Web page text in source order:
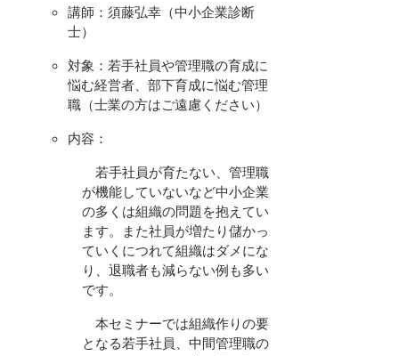
講師：須藤弘幸（中小企業診断
士）
対象：若手社員や管理職の育成に
悩む経営者、部下育成に悩む管理
職（士業の方はご遠慮ください）
内容：
若手社員が育たない、管理職
が機能していないなど中小企業
の多くは組織の問題を抱えてい
ます。また社員が増たり儲かっ
ていくにつれて組織はダメにな
り、退職者も減らない例も多い
です。
本セミナーでは組織作りの要
となる若手社員、中間管理職の